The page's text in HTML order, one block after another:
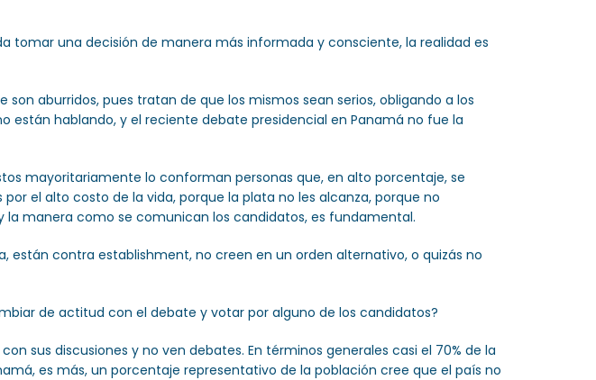
tomar una decisión de manera más informada y consciente, la realidad es
aburridos, pues tratan de que los mismos sean serios, obligando a los
hablando, y el reciente debate presidencial en Panamá no fue la
mayoritariamente lo conforman personas que, en alto porcentaje, se
el alto costo de la vida, porque la plata no les alcanza, porque no
manera como se comunican los candidatos, es fundamental.
están contra establishment, no creen en un orden alternativo, o quizás no
de actitud con el debate y votar por alguno de los candidatos?
sus discusiones y no ven debates. En términos generales casi el 70% de la
es más, un porcentaje representativo de la población cree que el país no